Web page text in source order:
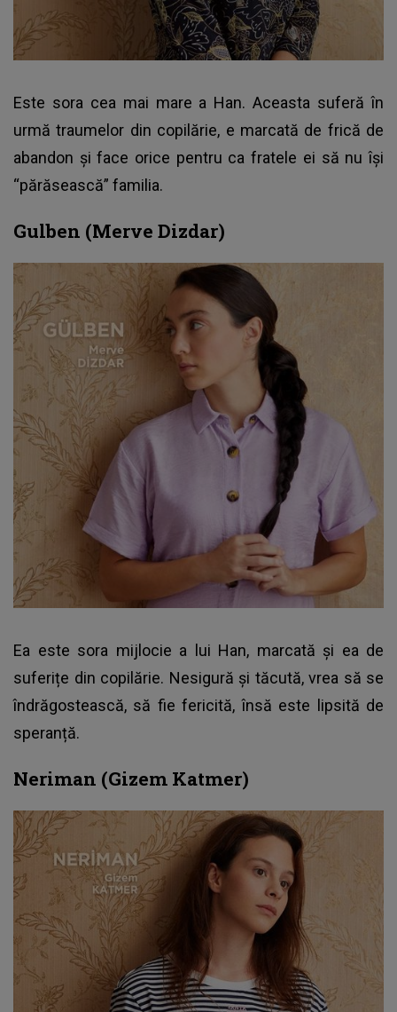
Este sora cea mai mare a Han. Aceasta suferă în
urmă traumelor din copilărie, e marcată de frică de
abandon și face orice pentru ca fratele ei să nu își
“părăsească” familia.
Gulben (Merve Dizdar)
Ea este sora mijlocie a lui Han, marcată și ea de
suferițe din copilărie. Nesigură și tăcută, vrea să se
îndrăgostească, să fie fericită, însă este lipsită de
speranță.
Neriman (Gizem Katmer)